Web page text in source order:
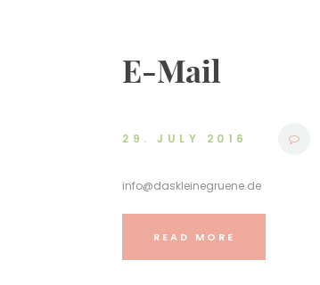
E-Mail
29. JULY 2016
info@daskleinegruene.de
READ MORE